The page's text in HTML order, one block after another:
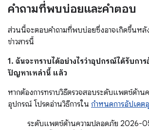
คำถามที่พบบ่อยและคำตอบ
ส่วนนี้จะตอบคำถามที่พบบ่อยซึ่งอาจเกิดขึ้นหลั
ข่าวสารนี้
1. ฉันจะทราบได้อย่างไรว่าอุปกรณ์ได้รับกา
ปัญหาเหล่านี้ แล้ว
หากต้องการทราบวิธีตรวจสอบระดับแพตช์ด้าน
อุปกรณ์ โปรดอ่านวิธีการใน กำหนดการอัปเด
ระดับแพตช์ด้านความปลอดภัย 2026-